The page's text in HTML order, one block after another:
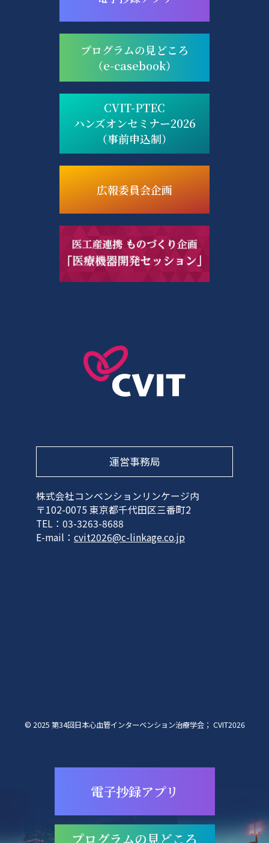
プログラムの見どころ
（e-casebook）
CVIT-PTEC
ハンズオンセミナー2026
（事前申込制）
広報委員会企画
運営事務局
株式会社コンベンションリンケージ内
〒102-0075 東京都千代田区三番町2
TEL：03-3263-8688
E-mail： cvit2026@c-linkage.co.jp
© 2025 第34回日本心血管インターベンション治療学会； CVIT2026
電子抄録アプリ
プログラムの見どころ